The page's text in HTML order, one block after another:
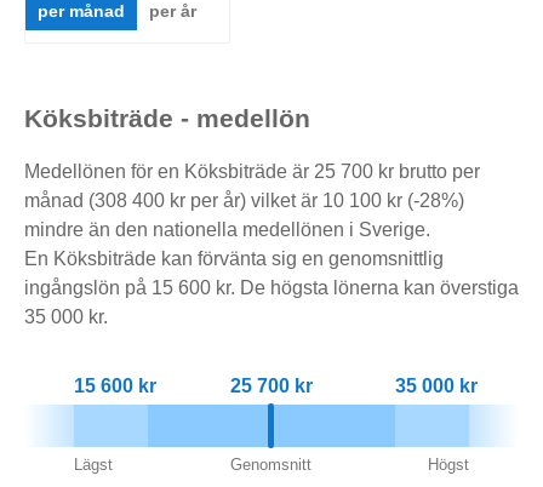
per månad per år
Köksbiträde - medellön
Medellönen för en Köksbiträde är 25 700 kr brutto per
månad (308 400 kr per år) vilket är 10 100 kr (-28%)
mindre än den nationella medellönen i Sverige.
En Köksbiträde kan förvänta sig en genomsnittlig
ingångslön på 15 600 kr. De högsta lönerna kan överstiga
35 000 kr.
15 600 kr
Lägst
25 700 kr
Genomsnitt
35 000 kr
Högst